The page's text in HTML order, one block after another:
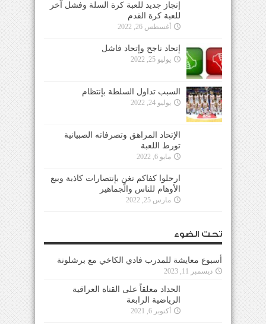
إنجاز جديد للعبة كرة السلة وفشل آخر
للعبة كرة القدم
أغسطس 26, 2022
إتحاد ناجح وإتحاد فاشل
يوليو 25, 2022
السبب تداول السلطة بإنتظام
يوليو 24, 2022
الإتحاد المراهق وتصرفاته الصبيانية
تورط اللعبة
مايو 6, 2022
ارحلوا كفاكم تغنٍ بإنتصارات كاذبة وبيع
الأوهام للناس والجماهير
مارس 25, 2022
تحت الضوء
أسبوع معايشة للمدرب فادي الكاخي مع برشلونة
ديسمبر 11, 2023
الحداد معلقاً على القناة العراقية
الرياضية الرابعة
أكتوبر 6, 2021